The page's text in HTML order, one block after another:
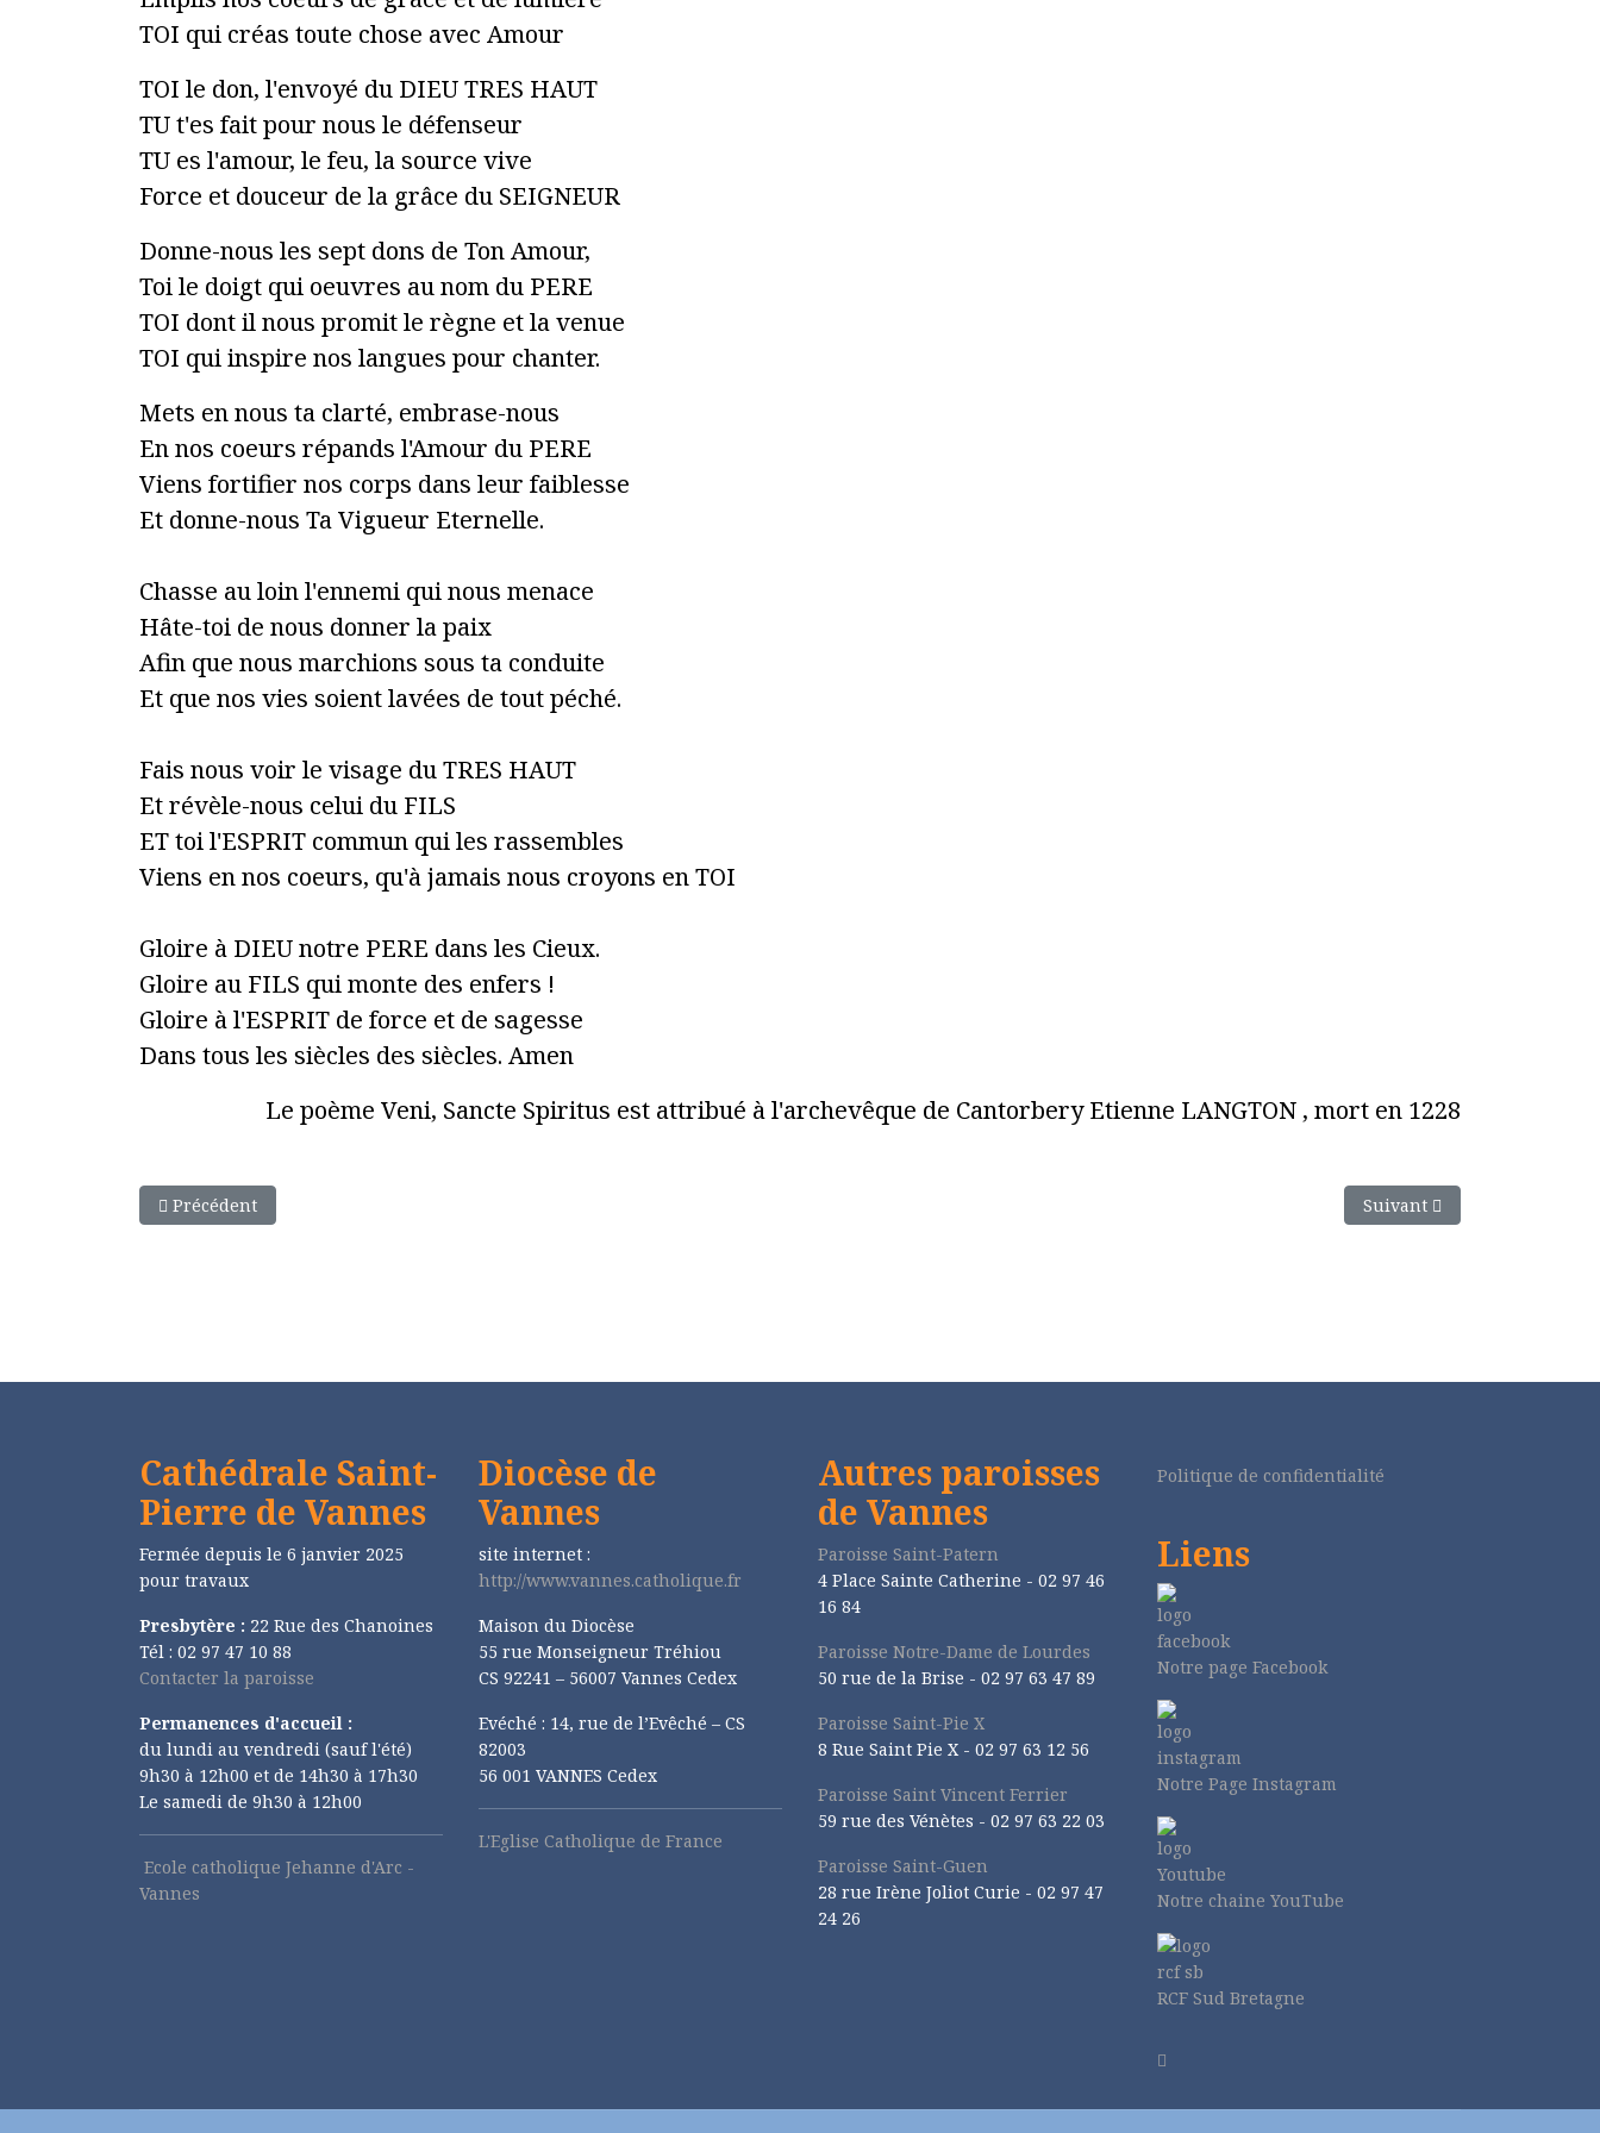
TOI qui créas toute chose avec Amour
TOI le don, l'envoyé du DIEU TRES HAUT
TU t'es fait pour nous le défenseur
TU es l'amour, le feu, la source vive
Force et douceur de la grâce du SEIGNEUR
Donne-nous les sept dons de Ton Amour,
Toi le doigt qui oeuvres au nom du PERE
TOI dont il nous promit le règne et la venue
TOI qui inspire nos langues pour chanter.
Mets en nous ta clarté, embrase-nous
En nos coeurs répands l'Amour du PERE
Viens fortifier nos corps dans leur faiblesse
Et donne-nous Ta Vigueur Eternelle.
Chasse au loin l'ennemi qui nous menace
Hâte-toi de nous donner la paix
Afin que nous marchions sous ta conduite
Et que nos vies soient lavées de tout péché.
Fais nous voir le visage du TRES HAUT
Et révèle-nous celui du FILS
ET toi l'ESPRIT commun qui les rassembles
Viens en nos coeurs, qu'à jamais nous croyons en TOI
Gloire à DIEU notre PERE dans les Cieux.
Gloire au FILS qui monte des enfers !
Gloire à l'ESPRIT de force et de sagesse
Dans tous les siècles des siècles. Amen
Le poème Veni, Sancte Spiritus est attribué à l'archevêque de Cantorbery Etienne LANGTON , mort en 1228
Article précédent : Viens Esprit Saint
Précédent Article suivant : Toi qui es
Suivant
Cathédrale Saint-
Pierre de Vannes
Fermée depuis le 6 janvier 2025
pour travaux
Presbytère : 22 Rue des Chanoines
Tél : 02 97 47 10 88
Contacter la paroisse
Permanences d'accueil :
du lundi au vendredi (sauf l'été)
9h30 à 12h00 et de 14h30 à 17h30
Le samedi de 9h30 à 12h00
Ecole catholique Jehanne d'Arc -
Vannes
Diocèse de
Vannes
site internet :
http://www.vannes.catholique.fr
Maison du Diocèse
55 rue Monseigneur Tréhiou
CS 92241 – 56007 Vannes Cedex
Evéché : 14, rue de l’Evêché – CS
82003
56 001 VANNES Cedex
L'Eglise Catholique de France
Autres paroisses
de Vannes
Paroisse Saint-Patern
4 Place Sainte Catherine - 02 97 46
16 84
Paroisse Notre-Dame de Lourdes
50 rue de la Brise - 02 97 63 47 89
Paroisse Saint-Pie X
8 Rue Saint Pie X - 02 97 63 12 56
Paroisse Saint Vincent Ferrier
59 rue des Vénètes - 02 97 63 22 03
Paroisse Saint-Guen
28 rue Irène Joliot Curie - 02 97 47
24 26
Politique de confidentialité
Liens
Notre page Facebook
Notre Page Instagram
Notre chaine YouTube
RCF Sud Bretagne